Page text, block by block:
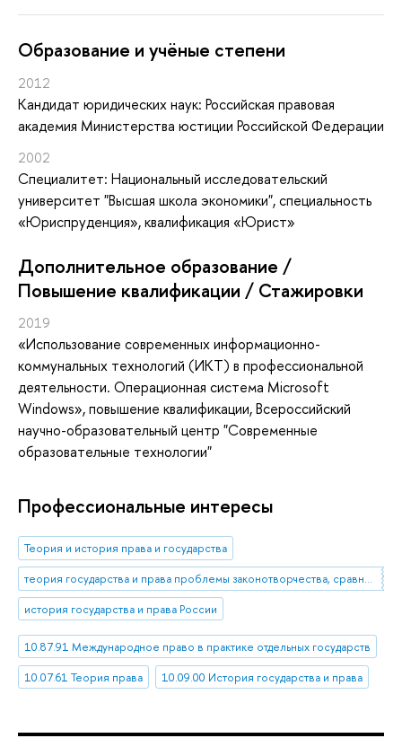
Oбразование и учёные степени
2012
Кандидат юридических наук: Российская правовая
академия Министерства юстиции Российской Федерации
2002
Специалитет: Национальный исследовательский
университет "Высшая школа экономики", специальность
«Юриспруденция», квалификация «Юрист»
Дополнительное образование /
Повышение квалификации / Стажировки
2019
«Использование современных информационно-
коммунальных технологий (ИКТ) в профессиональной
деятельности. Операционная система Microsoft
Windows», повышение квалификации, Всероссийский
научно-образовательный центр "Современные
образовательные технологии"
Профессиональные интересы
Теория и история права и государства
теория государства и права проблемы законотворчества, сравнительное правоведение
история государства и права России
10.87.91 Международное право в практике отдельных государств
10.07.61 Теория права
10.09.00 История государства и права